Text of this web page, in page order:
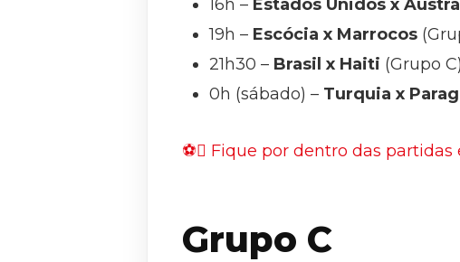
16h – Estados Unidos x
19h – Escócia x Marrocos
21h30 – Brasil x Haiti (Grupo C)
0h (sábado) – Turquia x
⚽ Fique por dentro das
Grupo C